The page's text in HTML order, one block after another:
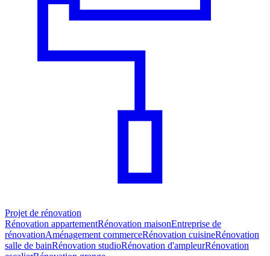
Projet de rénovation
Rénovation appartementRénovation maisonEntreprise de
rénovationAménagement commerceRénovation cuisineRénovation
salle de bainRénovation studioRénovation d'ampleurRénovation